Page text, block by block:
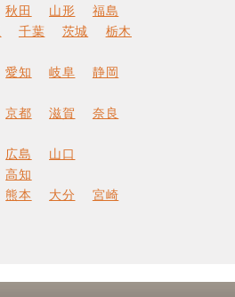
秋田 山形
福島
千葉 茨城
栃木
愛知 岐阜
静岡
京都 滋賀
奈良
広島
山口
高知
熊本 大分
宮崎